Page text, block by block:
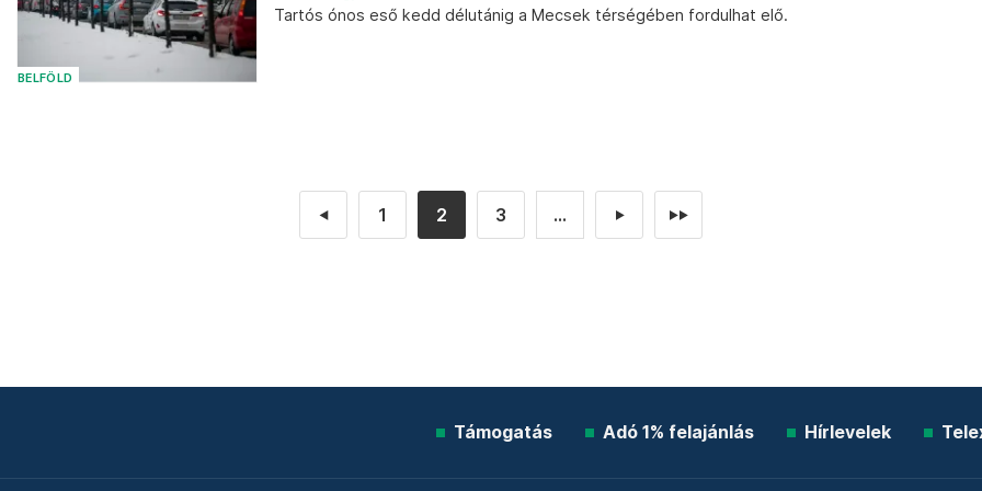
BELFÖLD
Tartós ónos eső kedd délutánig a Mecsek térségében fordulhat elő.
◄ 1 2 3 ... ► ►►
Támogatás Adó 1% felajánlás Hírlevelek